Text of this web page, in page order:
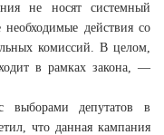
не носят системный
действия со
комиссий. В целом,
в рамках закона, —
депутатов в
что данная кампания